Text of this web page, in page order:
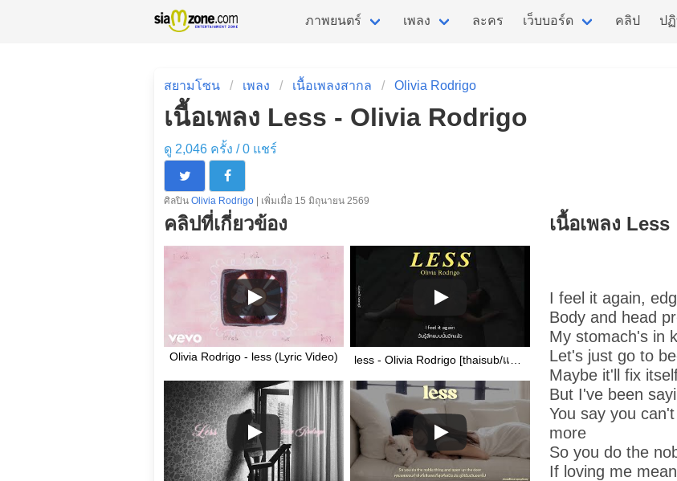
ภาพยนตร์ เพลง ละคร เว็บบอร์ด คลิป ป
สยามโซน เพลง เนื้อเพลงสากล Olivia Rodrigo
เนื้อเพลง Less - Olivia Rodrigo
ดู 2,046 ครั้ง /0 แชร์
ศิลปิน Olivia Rodrigo | เพิ่มเมื่อ 15 มิถุนายน 2569
คลิปที่เกี่ยวข้อง
Olivia Rodrigo - less (Lyric Video) less - Olivia Rodrigo [thaisub/แปลไทย]
เนื้อเพลง Less
I feel it again,
Body and head
My stomach's in
Let's just go to
Maybe it'll fix
But I've been
You say you
more
So you do the
If loving me